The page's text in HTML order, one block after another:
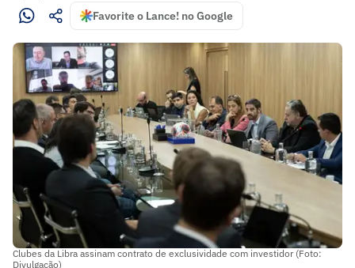
Favorite o Lance! no Google
Clubes da Libra assinam contrato de exclusividade com investidor (Foto:
Divulgação)